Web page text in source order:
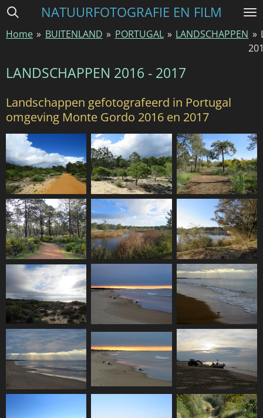
Ga
naar
hoofdinhoud
NATUURFOTOGRAFIE EN FILM
Home » BUITENLAND » PORTUGAL » LANDSCHAPPEN »
LANDSCHAPPEN 2016 - 2017
Landschappen gefotografeerd in Portugal
omgeving Monte Gordo 2016 en 2017